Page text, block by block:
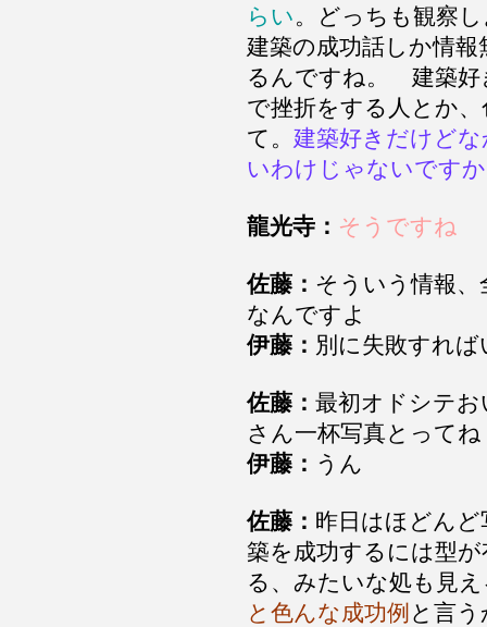
らい。どっちも観察
建築の成功話しか情
るんですね。 建築好
で挫折をする人とか
て。 建築好きだけど
いわけじゃないですか
龍光寺： そうですね
佐藤： そういう情報
なんですよ
伊藤： 別に失敗すれ
佐藤： 最初オドシテ
さん一杯写真とってね
伊藤： うん
佐藤： 昨日はほどん
築を成功するには型
る、みたいな処も見
と色んな成功例 と言